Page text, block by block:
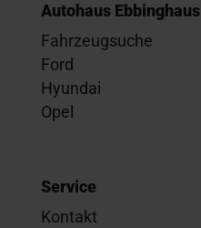
Autohaus Ebbinghaus
Fahrzeugsuche
Ford
Hyundai
Opel
Service
Kontakt